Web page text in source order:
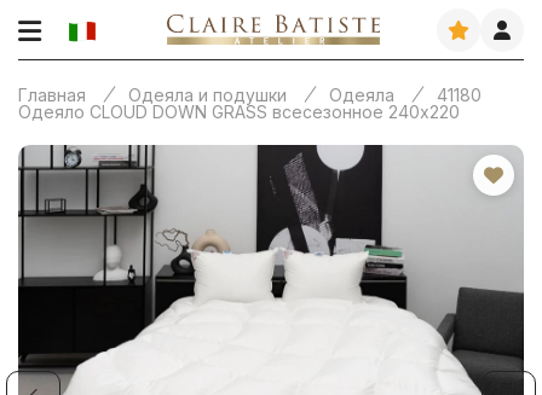
Главная Одеяла и подушки Одеяла
41180
Одеяло CLOUD DOWN GRASS всесезонное 240х220